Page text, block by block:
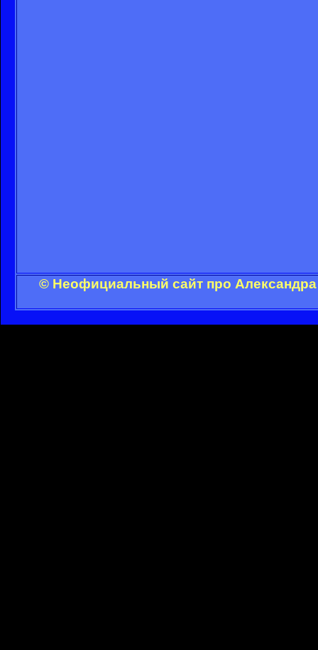
© Неофициальный сайт про